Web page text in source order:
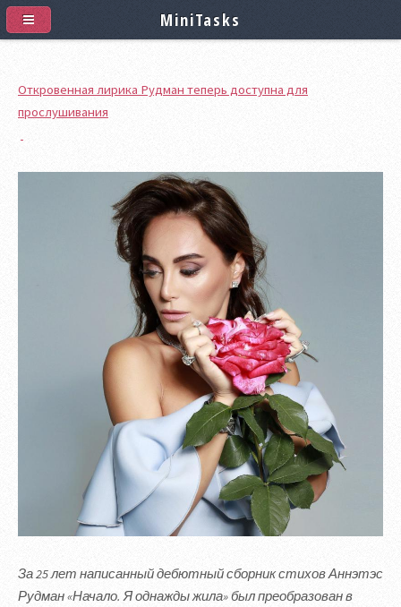
Откровенная лирика Рудман теперь доступна для
прослушивания
За 25 лет написанный дебютный сборник стихов Аннэтэс
Рудман «Начало. Я однажды жила» был преобразован в
MiniTasks